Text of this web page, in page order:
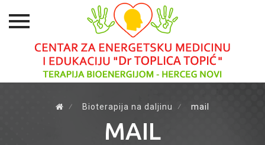
⁄ Bioterapija na daljinu ⁄ mail
MAIL